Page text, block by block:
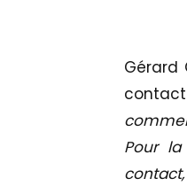
Gérard
Pour